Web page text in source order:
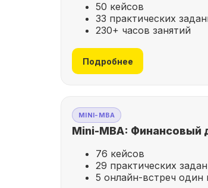
50 кейсов
33 практических
230+ часов занятий
Подробнее
MINI-MBA
Mini-MBA: Финансовый
76 кейсов
29 практических
5 онлайн-встреч один